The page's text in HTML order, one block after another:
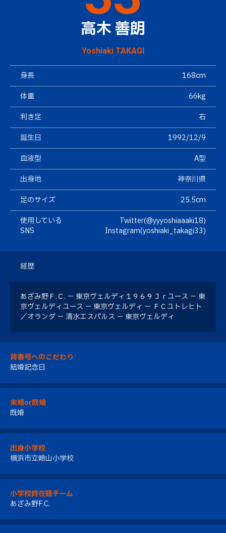
高木 善朗
Yoshiaki TAKAGI
身長
168cm
体重
66kg
利き足
右
誕生日
1992/12/9
血液型
A型
出身地
神奈川県
足のサイズ
25.5cm
使用している
SNS
Twitter(@yyyoshiaaaki18)
Instagram(yoshiaki_takagi33)
経歴
あざみ野Ｆ.Ｃ. － 東京ヴェルディ１９６９Ｊｒユース － 東
京ヴェルディユース － 東京ヴェルディ － ＦＣユトレヒト
／オランダ － 清水エスパルス － 東京ヴェルディ
背番号へのこだわり
結婚記念日
未婚or既婚
既婚
出身小学校
横浜市立嶮山小学校
小学校時在籍チーム
あざみ野F.C.